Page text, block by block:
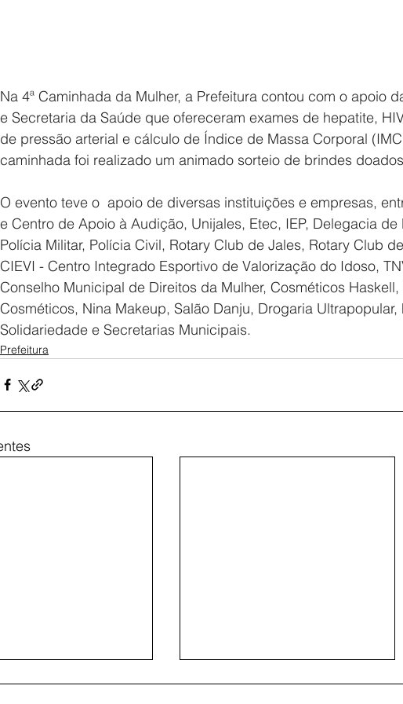
Na 4ª Caminhada da Mulher, a Prefeitura contou com o apoio
e Secretaria da Saúde que ofereceram exames de hepatite,
de pressão arterial e cálculo de Índice de Massa Corporal
caminhada foi realizado um animado sorteio de brindes
O evento teve o  apoio de diversas instituições e empresas,
e Centro de Apoio à Audição, Unijales, Etec, IEP, Delegacia
Polícia Militar, Polícia Civil, Rotary Club de Jales, Rotary Club
CIEVI - Centro Integrado Esportivo de Valorização do Idoso,
Conselho Municipal de Direitos da Mulher, Cosméticos
Cosméticos, Nina Makeup, Salão Danju, Drogaria
Solidariedade e Secretarias Municipais.
Prefeitura